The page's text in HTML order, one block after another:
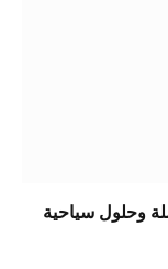
وحلول سياحية